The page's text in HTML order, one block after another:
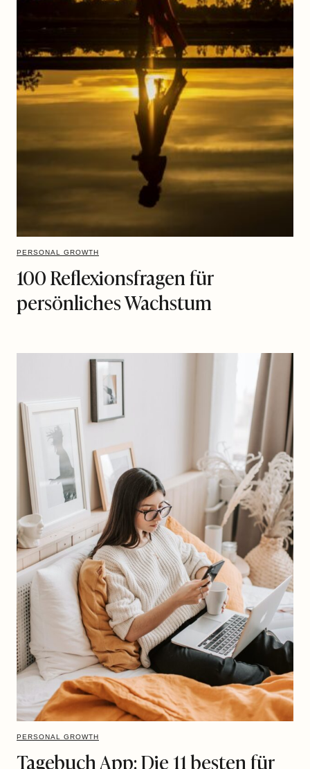
PERSONAL GROWTH
100 Reflexionsfragen für
persönliches Wachstum
PERSONAL GROWTH
Tagebuch App: Die 11 besten für